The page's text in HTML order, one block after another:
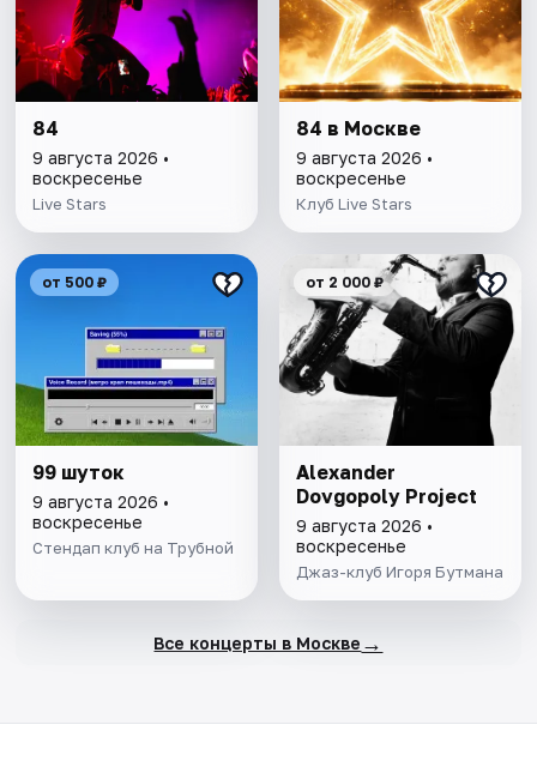
84
9 августа 2026 •
воскресенье
Live Stars
84 в Москве
9 августа 2026 •
воскресенье
Клуб Live Stars
от 500 ₽
99 шуток
9 августа 2026 •
воскресенье
Стендап клуб на Трубной
от 2 000 ₽
Alexander
Dovgopoly Project
9 августа 2026 •
воскресенье
Джаз-клуб Игоря Бутмана
Все концерты в Москве →